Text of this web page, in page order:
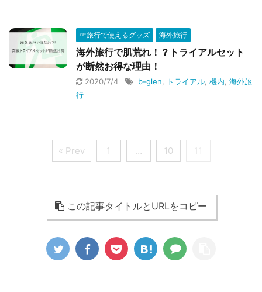
☞旅行で使えるグッズ 海外旅行
海外旅行で肌荒れ！？トライアルセット
が断然お得な理由！
2020/7/4 b-glen, トライアル, 機内, 海外旅
行
« Prev 1 … 10
この記事タイトルとURLをコピー